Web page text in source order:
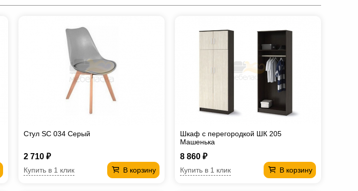
Стул SC 034 Серый
2 710 ₽
В корзину
Купить в 1 клик
Шкаф с перегородкой ШК 205
Машенька
8 860 ₽
В корзину
Купить в 1 клик